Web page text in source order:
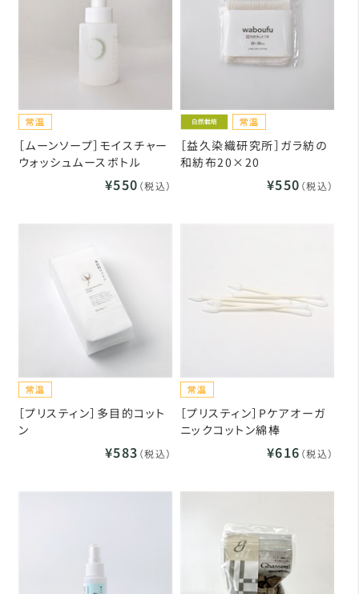
［ムーンソープ］モイスチャー
ウォッシュムースボトル
¥550 （税込）
［益久染織研究所］ガラ紡の
和紡布20×20
¥550 （税込）
［プリスティン］多目的コット
ン
¥583 （税込）
［プリスティン］Pケアオーガ
ニックコットン綿棒
¥616 （税込）